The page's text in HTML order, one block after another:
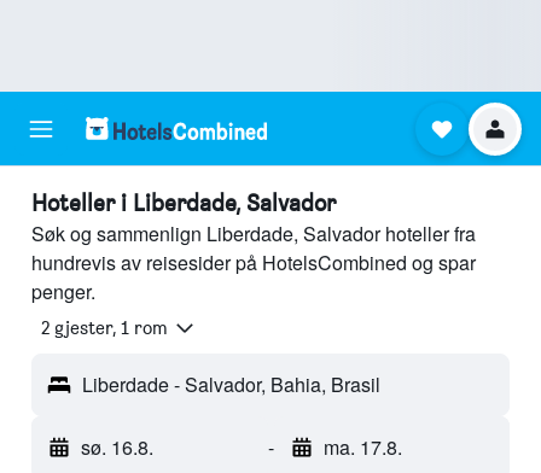
Hoteller i Liberdade, Salvador
Søk og sammenlign Liberdade, Salvador hoteller fra
hundrevis av reisesider på HotelsCombined og spar
penger.
2 gjester, 1 rom
Liberdade - Salvador, Bahia, Brasil
sø. 16.8. - ma. 17.8.